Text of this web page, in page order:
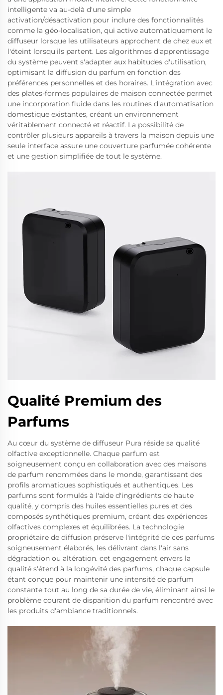
intelligente va au-delà d'une simple
activation/désactivation pour inclure des fonctionnalités
comme la géo-localisation, qui active automatiquement le
diffuseur lorsque les utilisateurs approchent de chez eux et
l'éteint lorsqu'ils partent. Les algorithmes d'apprentissage
du système peuvent s'adapter aux habitudes d'utilisation,
optimisant la diffusion du parfum en fonction des
préférences personnelles et des horaires. L'intégration avec
des plates-formes populaires de maison connectée permet
une incorporation fluide dans les routines d'automatisation
domestique existantes, créant un environnement
véritablement connecté et réactif. La possibilité de
contrôler plusieurs appareils à travers la maison depuis une
seule interface assure une couverture parfumée cohérente
et une gestion simplifiée de tout le système.
Qualité Premium des
Parfums
Au cœur du système de diffuseur Pura réside sa qualité
olfactive exceptionnelle. Chaque parfum est
soigneusement conçu en collaboration avec des maisons
de parfum renommées dans le monde, garantissant des
profils aromatiques sophistiqués et authentiques. Les
parfums sont formulés à l'aide d'ingrédients de haute
qualité, y compris des huiles essentielles pures et des
composés synthétiques premium, créant des expériences
olfactives complexes et équilibrées. La technologie
propriétaire de diffusion préserve l'intégrité de ces parfums
soigneusement élaborés, les délivrant dans l'air sans
dégradation ou altération. cet engagement envers la
qualité s'étend à la longévité des parfums, chaque capsule
étant conçue pour maintenir une intensité de parfum
constante tout au long de sa durée de vie, éliminant ainsi le
problème courant de disparition du parfum rencontré avec
les produits d'ambiance traditionnels.